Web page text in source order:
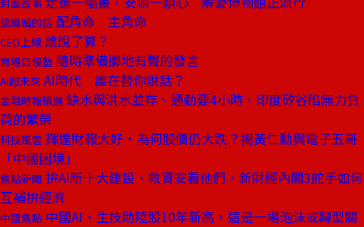
總編輯的話 配角命 主角命
CEO上線 誰說了算？
商場自慢塾 隨時準備擲地有聲的發言
AI超未來 AI時代 誰在替你說話？
金融時報精選 缺水與洪水並存、通勤要4小時，印度矽谷陷無力負
荷的繁榮
科技風雲 輝達財報大好，為何股價仍大跌？揭黃仁勳與電子五哥
「中國困境」
焦點新聞 拚AI新十大建設、救資安看他們，新財經內閣3舵手如何
互補拚經濟
中國焦點 中國AI、生技助陸股10年新高，這是一場泡沫或轉型關